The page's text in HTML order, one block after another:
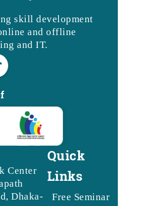
skill development
and offline
and IT.
Center
Dhaka-
Quick
Links
Free Seminar